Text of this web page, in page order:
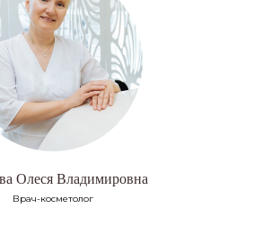
Олеся Владимировна
Врач-косметолог